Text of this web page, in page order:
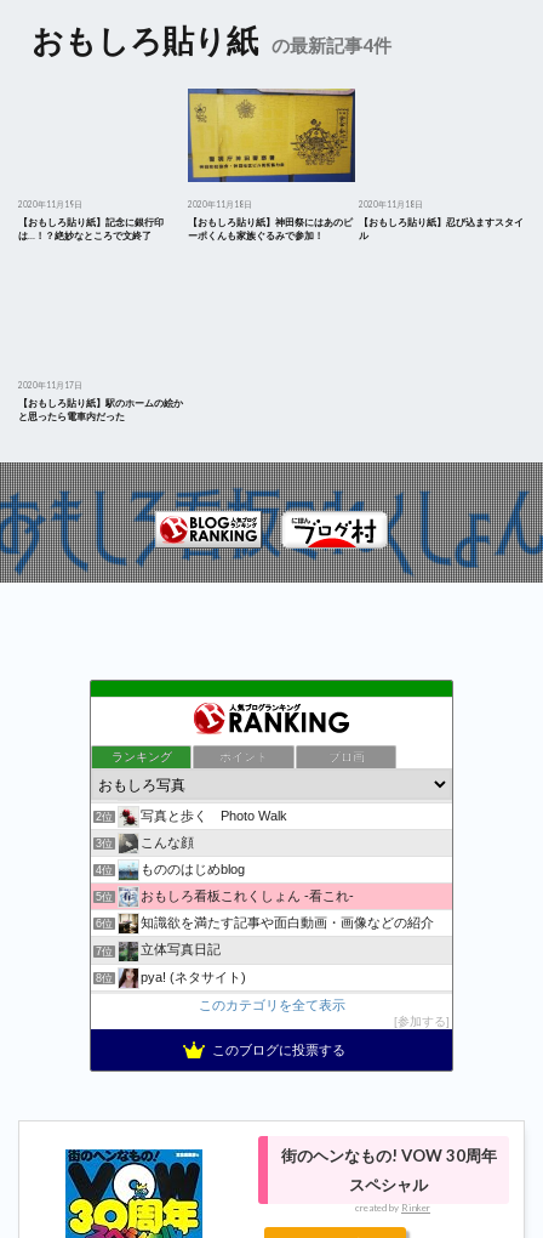
おもしろ貼り紙 の最新記事4件
2020年11月19日
【おもしろ貼り紙】記念に銀行印
は…！？絶妙なところで文終了
2020年11月18日
【おもしろ貼り紙】神田祭にはあのピ
ーポくんも家族ぐるみで参加！
2020年11月18日
【おもしろ貼り紙】忍び込ますスタイ
ル
2020年11月17日
【おもしろ貼り紙】駅のホームの絵か
と思ったら電車内だった
ランキング ポイント ブロ画
1位 万物秘宝館
2位 写真と歩く Photo Walk
3位 こんな顔
4位 もののはじめblog
5位 おもしろ看板これくしょん -看これ-
6位 知識欲を満たす記事や面白動画・画像などの紹介
7位 立体写真日記
8位 pya! (ネタサイト)
記事一覧 | 野鳥との日常生活を綴る - 楽天ブログ
10位 おまたせくまちゃん、たま〜に更新。
Apple・任天堂情報局
おとぼけワールドワイド
15位 おもしろ・ビックリ画像集
このカテゴリを全て表示
参加する
このブログに投票する
街のヘンなもの! VOW 30周年
スペシャル
created by Rinker